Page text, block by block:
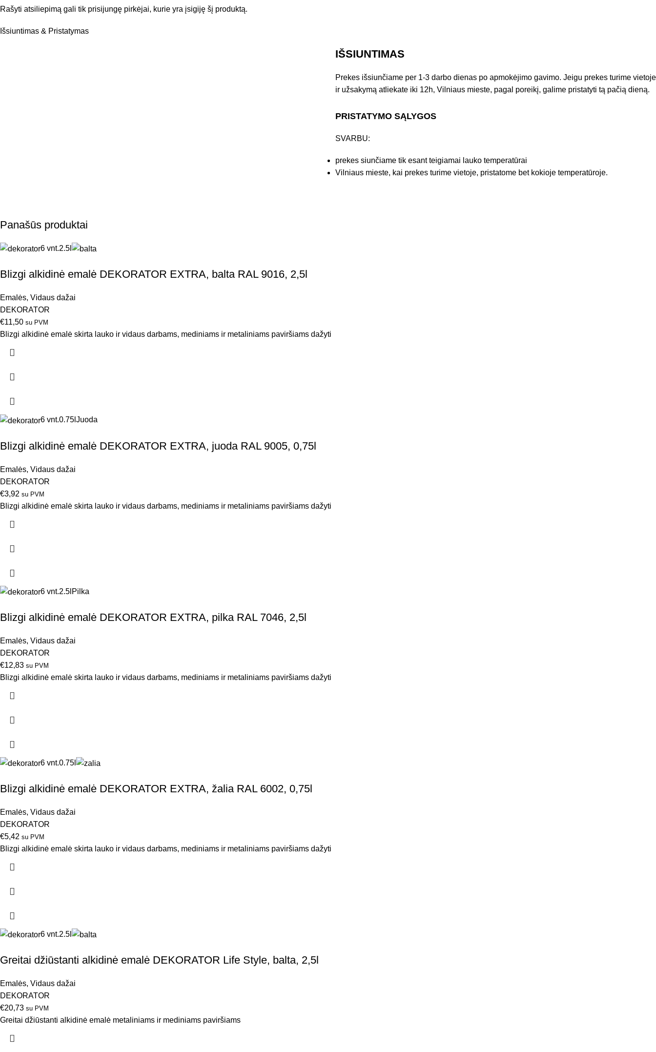
Rašyti atsiliepimą gali tik prisijungę pirkėjai, kurie yra įsigiję šį produktą.
Išsiuntimas & Pristatymas
IŠSIUNTIMAS
Prekes išsiunčiame per 1-3 darbo dienas po apmokėjimo gavimo. Jeigu prekes turime vietoje
ir užsakymą atliekate iki 12h, Vilniaus mieste, pagal poreikį, galime pristatyti tą pačią dieną.
PRISTATYMO SĄLYGOS
SVARBU:
prekes siunčiame tik esant teigiamai lauko temperatūrai
Vilniaus mieste, kai prekes turime vietoje, pristatome bet kokioje temperatūroje.
Panašūs produktai
6 vnt.2.5l
Blizgi alkidinė emalė DEKORATOR EXTRA, balta RAL 9016, 2,5l
Emalės, Vidaus dažai
DEKORATOR
€11,50 su PVM
Blizgi alkidinė emalė skirta lauko ir vidaus darbams, mediniams ir metaliniams paviršiams dažyti
6 vnt.0.75l Juoda
Blizgi alkidinė emalė DEKORATOR EXTRA, juoda RAL 9005, 0,75l
Emalės, Vidaus dažai
DEKORATOR
€3,92 su PVM
Blizgi alkidinė emalė skirta lauko ir vidaus darbams, mediniams ir metaliniams paviršiams dažyti
6 vnt.2.5l Pilka
Blizgi alkidinė emalė DEKORATOR EXTRA, pilka RAL 7046, 2,5l
Emalės, Vidaus dažai
DEKORATOR
€12,83 su PVM
Blizgi alkidinė emalė skirta lauko ir vidaus darbams, mediniams ir metaliniams paviršiams dažyti
6 vnt.0.75l
Blizgi alkidinė emalė DEKORATOR EXTRA, žalia RAL 6002, 0,75l
Emalės, Vidaus dažai
DEKORATOR
€5,42 su PVM
Blizgi alkidinė emalė skirta lauko ir vidaus darbams, mediniams ir metaliniams paviršiams dažyti
6 vnt.2.5l
Greitai džiūstanti alkidinė emalė DEKORATOR Life Style, balta, 2,5l
Emalės, Vidaus dažai
DEKORATOR
€20,73 su PVM
Greitai džiūstanti alkidinė emalė metaliniams ir mediniams paviršiams